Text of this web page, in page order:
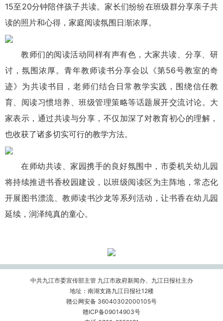
15至20分钟陪伴孩子共读。家长们纷纷在班级群分享亲子共
读的照片和心得，家庭阅读氛围日渐浓厚。
教师们的阅读活动同样有声有色，大家共读、分享、研
讨，氛围浓厚。青年教师读书分享会以《第56号教室的奇
迹》为共读书目，老师们结合日常教学实践，围绕信任教
育、阅读习惯培养、班级管理策略等话题展开交流讨论。大
家表示，通过共读与分享，不仅加深了对教育初心的理解，
也收获了诸多切实可行的教学方法。
在师幼共读、家园携手的良好氛围中，市委机关幼儿园
将持续推进书香校园建设，以班级阅读区为主阵地，常态化
开展图书漂流、教师读书沙龙等系列活动，让书香在幼儿园
延续，润泽纯真的童心。
中共九江市委宣传部主管 九江市政府新闻办、九江日报社主办
地址：南湖支路九江日报社12楼
赣公网安备 36040302000105号
赣ICP备09014903号